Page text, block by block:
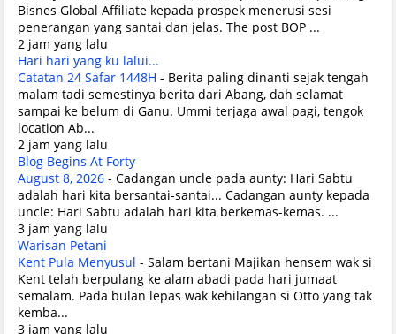
Bisnes Global Affiliate kepada prospek menerusi sesi
penerangan yang santai dan jelas. The post BOP ...
2 jam yang lalu
Hari hari yang ku lalui...
Catatan 24 Safar 1448H - Berita paling dinanti sejak tengah
malam tadi semestinya berita dari Abang, dah selamat
sampai ke belum di Ganu. Ummi terjaga awal pagi, tengok
location Ab...
2 jam yang lalu
Blog Begins At Forty
August 8, 2026 - Cadangan uncle pada aunty: Hari Sabtu
adalah hari kita bersantai-santai... Cadangan aunty kepada
uncle: Hari Sabtu adalah hari kita berkemas-kemas. ...
3 jam yang lalu
Warisan Petani
Kent Pula Menyusul - Salam bertani Majikan hensem wak si
Kent telah berpulang ke alam abadi pada hari jumaat
semalam. Pada bulan lepas wak kehilangan si Otto yang tak
kemba...
3 jam yang lalu